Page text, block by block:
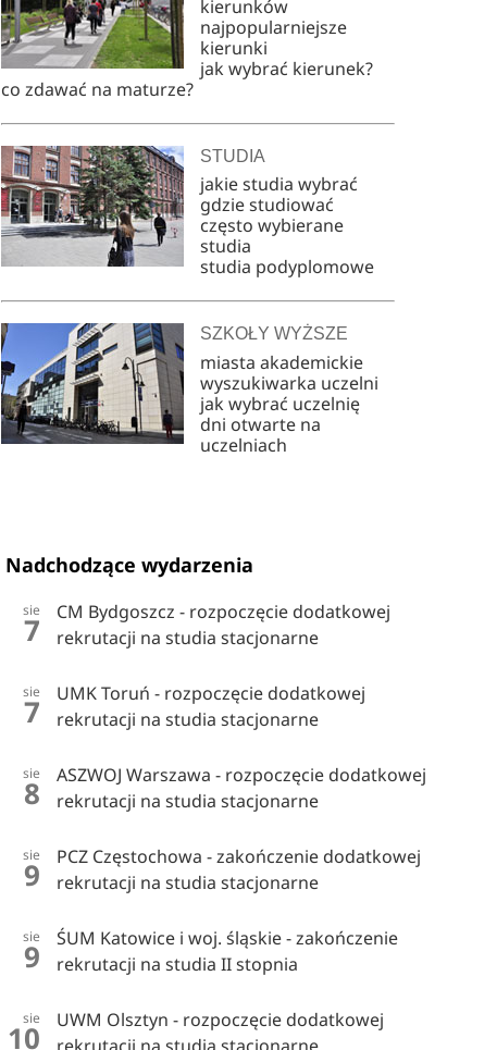
kierunków
najpopularniejsze
kierunki
jak wybrać kierunek?
co zdawać na maturze?
STUDIA
jakie studia wybrać
gdzie studiować
często wybierane
studia
studia podyplomowe
SZKOŁY WYŻSZE
miasta akademickie
wyszukiwarka uczelni
jak wybrać uczelnię
dni otwarte na
uczelniach
Nadchodzące wydarzenia
sie
7
CM Bydgoszcz - rozpoczęcie dodatkowej
rekrutacji na studia stacjonarne
sie
7
UMK Toruń - rozpoczęcie dodatkowej
rekrutacji na studia stacjonarne
sie
8
ASZWOJ Warszawa - rozpoczęcie dodatkowej
rekrutacji na studia stacjonarne
sie
9
PCZ Częstochowa - zakończenie dodatkowej
rekrutacji na studia stacjonarne
sie
9
ŚUM Katowice i woj. śląskie - zakończenie
rekrutacji na studia II stopnia
sie
10
UWM Olsztyn - rozpoczęcie dodatkowej